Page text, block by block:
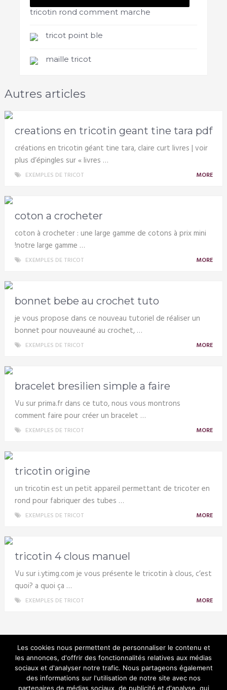
tricotin rond comment marche
tricot point ble
maille tricot
Autres articles
creations en tricotin geant tine tara pdf
créations en tricotin géant tine tara, claire curt livres | voir
plus d’épingles sur « livres …
EXEMPLES DE TRICOT MORE
coton a crocheter
coton à crocheter : une large gamme de cotons à prix mini
!notre large gamme …
EXEMPLES DE TRICOT MORE
bonnet bebe au crochet tuto
je vous propose dans ce nouveau tutoriel de réaliser un
bonnet pour nouveauné au crochet, …
EXEMPLES DE TRICOT MORE
bracelet bresilien simple a faire
Vu sur prima.fr dans ce tuto, nous vous montrons
comment faire pour créer un bracelet …
EXEMPLES DE TRICOT MORE
tricotin origine
un tricotin est un petit appareil permettant de tricoter en
rond pour fabriquer des tubes …
EXEMPLES DE TRICOT MORE
tricotin 4 clous manuel
Vu sur i.ytimg.com je vous présente le tricotin à clous, c’est
quoi? a quoi ça …
EXEMPLES DE TRICOT MORE
Tricotin
Les cookies nous permettent de personnaliser le contenu et
les annonces, d'offrir des fonctionnalités relatives aux médias
sociaux et d'analyser notre trafic. Nous partageons également
des informations sur l'utilisation de notre site avec nos
partenaires de médias sociaux, de publicité et d'analyse, qui